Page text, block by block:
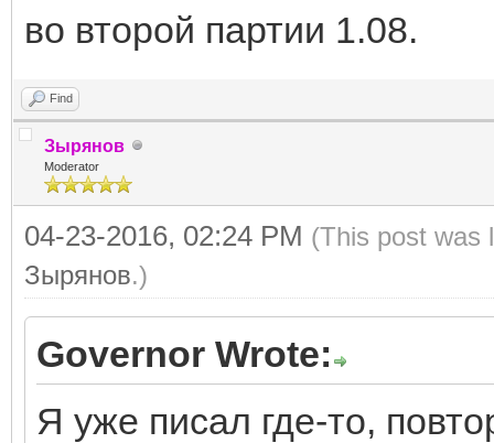
во второй партии 1.08.
Find
Зырянов
Moderator
04-23-2016, 02:24 PM (This post was
Зырянов.)
Governor Wrote:
Я уже писал где-то,